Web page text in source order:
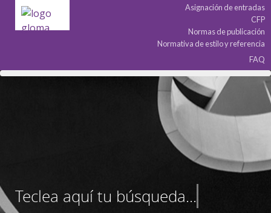
Asignación de entradas
CFP
Normas de publicación
Normativa de estilo y referencia
FAQ